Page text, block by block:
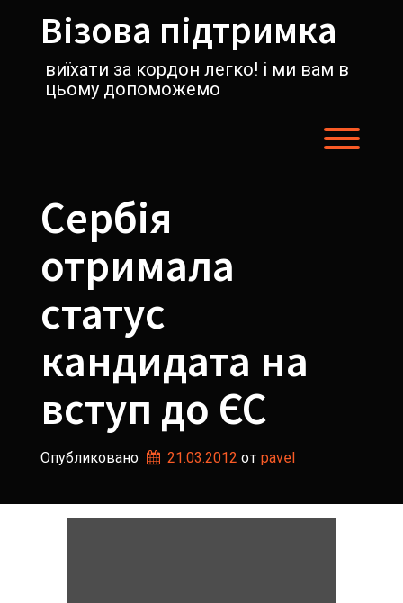
содержимомуВізова підтримка
виїхати за кордон легко! і ми вам в
цьому допоможемо
Сербія
отримала
статус
кандидата на
вступ до ЄС
Опубликовано 21.03.2012 от pavel